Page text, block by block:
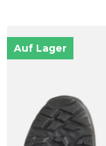
Auf Lager